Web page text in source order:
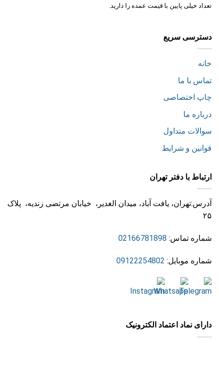
تعداد خیلی پایین با قیمت عمده را دارید.
دسترسی سریع
خانه
تماس با ما
چاپ اختصاصی
درباره ما
سوالات متداول
قوانین و شرایط
ارتباط با دفتر تهران
آدرس:تهران، یافت آباد، میدان الغدیر، خیابان مرتضی زندیه، پلاک
۲۵
شماره تماس: 02166781898
شماره موبایل: 09122254802
دارای نماد اعتماد الکترونیک